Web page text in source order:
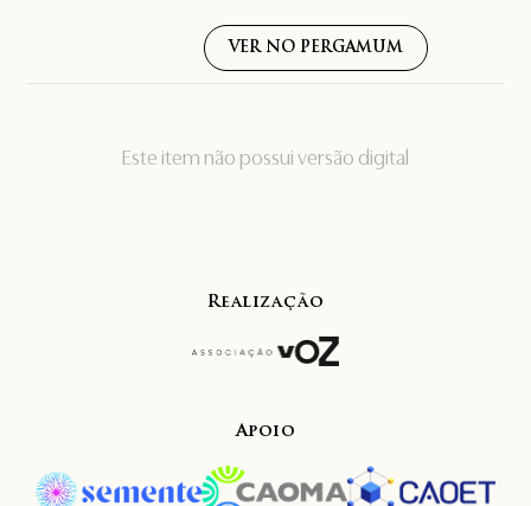
Este item não possui versão digital
VER NO PERGAMUM
Realização
Apoio